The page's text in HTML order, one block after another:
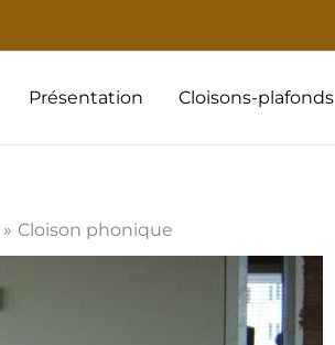
Présentation Cloisons-plafonds
Cloison phonique